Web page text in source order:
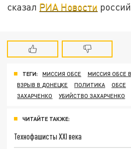
сказал РИА Новости
ТЕГИ: МИССИЯ ОБСЕ
МИССИЯ ОБСЕ
ВЗРЫВ В ДОНЕЦКЕ
ПОЛИТИКА ОБСЕ
ЗАХАРЧЕНКО
УБИЙСТВО ЗАХАРЧЕНКО
ЧИТАЙТЕ ТАКЖЕ:
Технофашисты XXI века